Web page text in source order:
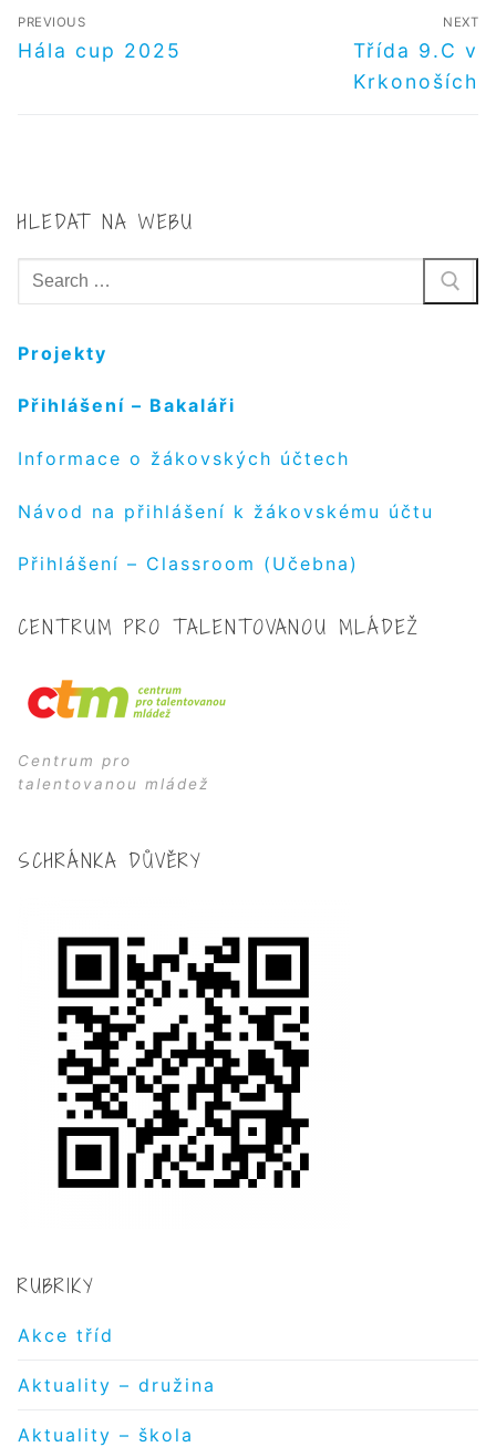
NAVIGACE
PRO
PREVIOUS
Předchozí
Hála cup 2025
NEXT
Další
příspěvek
Třída 9.C v
Krkonoších
HLEDAT NA WEBU
Hledat:
Projekty
Přihlášení – Bakaláři
Informace o žákovských účtech
Návod na přihlášení k žákovskému účtu
Přihlášení – Classroom (Učebna)
CENTRUM PRO TALENTOVANOU MLÁDEŽ
Centrum pro
talentovanou mládež
SCHRÁNKA DŮVĚRY
RUBRIKY
Akce tříd
Aktuality – družina
Aktuality – škola